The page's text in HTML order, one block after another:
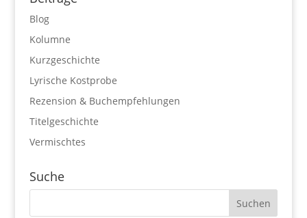
Blog
Kolumne
Kurzgeschichte
Lyrische Kostprobe
Rezension & Buchempfehlungen
Titelgeschichte
Vermischtes
Suche